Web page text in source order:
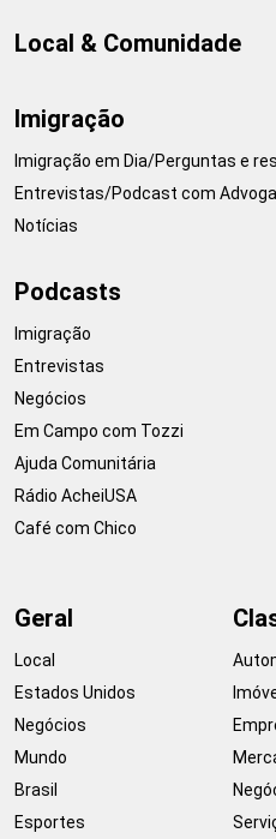
Local & Comunidade
Imigração
Imigração em Dia/Perguntas e
Entrevistas/Podcast com
Notícias
Podcasts
Imigração
Entrevistas
Negócios
Em Campo com Tozzi
Ajuda Comunitária
Rádio AcheiUSA
Café com Chico
Geral
Local
Estados Unidos
Negócios
Mundo
Brasil
Esportes